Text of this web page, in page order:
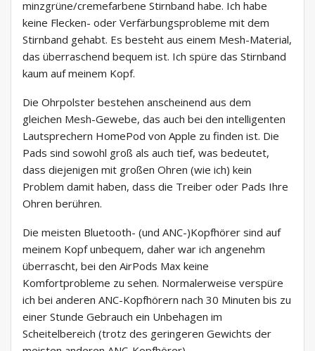
minzgrüne/cremefarbene Stirnband habe. Ich habe
keine Flecken- oder Verfärbungsprobleme mit dem
Stirnband gehabt. Es besteht aus einem Mesh-Material,
das überraschend bequem ist. Ich spüre das Stirnband
kaum auf meinem Kopf.
Die Ohrpolster bestehen anscheinend aus dem
gleichen Mesh-Gewebe, das auch bei den intelligenten
Lautsprechern HomePod von Apple zu finden ist. Die
Pads sind sowohl groß als auch tief, was bedeutet,
dass diejenigen mit großen Ohren (wie ich) kein
Problem damit haben, dass die Treiber oder Pads Ihre
Ohren berühren.
Die meisten Bluetooth- (und ANC-)Kopfhörer sind auf
meinem Kopf unbequem, daher war ich angenehm
überrascht, bei den AirPods Max keine
Komfortprobleme zu sehen. Normalerweise verspüre
ich bei anderen ANC-Kopfhörern nach 30 Minuten bis zu
einer Stunde Gebrauch ein Unbehagen im
Scheitelbereich (trotz des geringeren Gewichts der